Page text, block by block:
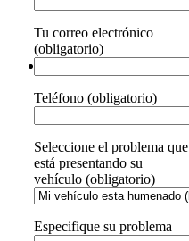
Tu correo electrónico
(obligatorio)
Teléfono (obligatorio)
Seleccione el problema que
está presentando su
vehículo (obligatorio)
Especifique su problema